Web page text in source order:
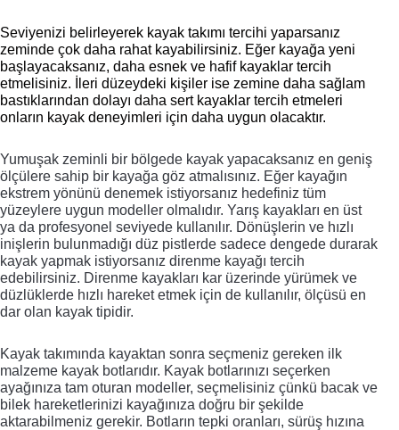
Seviyenizi belirleyerek kayak takımı tercihi yaparsanız
zeminde çok daha rahat kayabilirsiniz. Eğer kayağa yeni
başlayacaksanız, daha esnek ve hafif kayaklar tercih
etmelisiniz. İleri düzeydeki kişiler ise zemine daha sağlam
bastıklarından dolayı daha sert kayaklar tercih etmeleri
onların kayak deneyimleri için daha uygun olacaktır.
Yumuşak zeminli bir bölgede kayak yapacaksanız en geniş
ölçülere sahip bir kayağa göz atmalısınız. Eğer kayağın
ekstrem yönünü denemek istiyorsanız hedefiniz tüm
yüzeylere uygun modeller olmalıdır. Yarış kayakları en üst
ya da profesyonel seviyede kullanılır. Dönüşlerin ve hızlı
inişlerin bulunmadığı düz pistlerde sadece dengede durarak
kayak yapmak istiyorsanız direnme kayağı tercih
edebilirsiniz. Direnme kayakları kar üzerinde yürümek ve
düzlüklerde hızlı hareket etmek için de kullanılır, ölçüsü en
dar olan kayak tipidir.
Kayak takımında kayaktan sonra seçmeniz gereken ilk
malzeme kayak botlarıdır. Kayak botlarınızı seçerken
ayağınıza tam oturan modeller, seçmelisiniz çünkü bacak ve
bilek hareketlerinizi kayağınıza doğru bir şekilde
aktarabilmeniz gerekir. Botların tepki oranları, sürüş hızına